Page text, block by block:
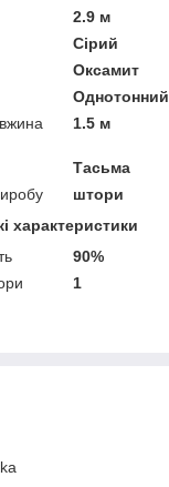
2.9 м
Сірий
Оксамит
Однотонний
1.5 м
Тасьма
штори
характеристики
90%
1